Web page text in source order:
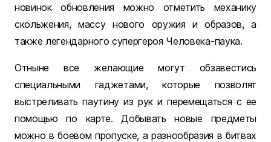
новинок обновления можно отметить механику
скольжения, массу нового оружия и образов, а
также легендарного супергероя Человека-паука.
Отныне все желающие могут обзавестись
специальными гаджетами, которые позволят
выстреливать паутину из рук и перемещаться с ее
помощью по карте. Добывать новые предметы
можно в боевом пропуске, а разнообразия в битвах